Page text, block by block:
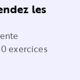
les
exercices